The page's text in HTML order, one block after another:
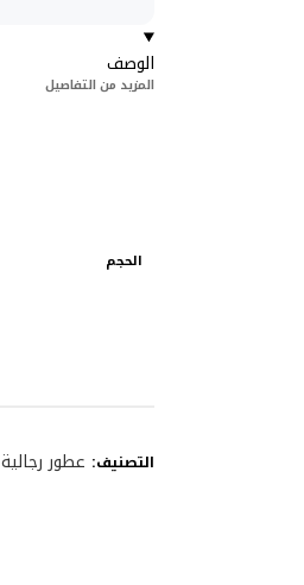
الوصف
المزيد من التفاصيل
الحجم
التصنيف: عطور رجالية